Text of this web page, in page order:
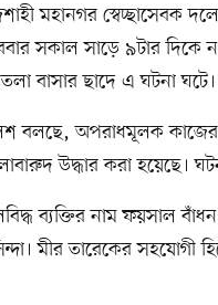
মহানগর স্বেচ্ছাসেবক
সকাল সাড়ে ৯টার দিকে
বাসার ছাদে এ ঘটনা ঘটে।
বলছে, অপরাধমূলক কাজের
উদ্ধার করা হয়েছে।
ব্যক্তির নাম ফয়সাল
মীর তারেকের সহযোগী